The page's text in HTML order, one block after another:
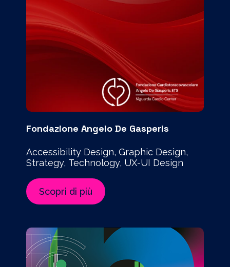
Fondazione Angelo De Gasperis
Accessibility Design, Graphic Design,
Strategy, Technology, UX-UI Design
Scopri di più